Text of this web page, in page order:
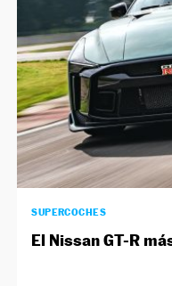
SUPERCOCHES
El Nissan GT-R